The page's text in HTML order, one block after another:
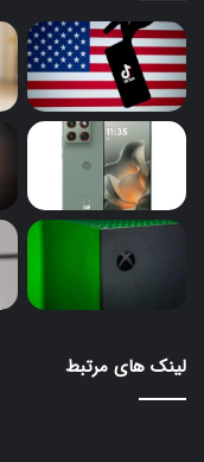
لینک های مرتبط